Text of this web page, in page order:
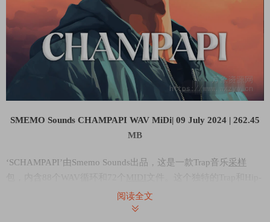
SMEMO Sounds CHAMPAPI WAV MiDi| 09 July 2024 | 262.45
MB
‘SCHAMPAPI’由Smemo Sounds出品，这是一款Trap音乐采样
Hop曲目集合将帮助你启动高质量的新项目。其灵感源自Drake、
21 Savage、Future、Bnyx、Southside等艺术家，如果你想要创作
阅读全文